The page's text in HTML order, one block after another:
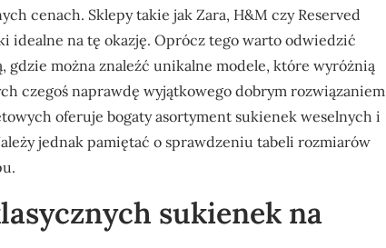
cenach. Sklepy takie jak Zara, H&M czy Reserved
idealne na tę okazję. Oprócz tego warto odwiedzić
można znaleźć unikalne modele, które wyróżnią
czegoś naprawdę wyjątkowego dobrym rozwiązaniem
oferuje bogaty asortyment sukienek weselnych i
jednak pamiętać o sprawdzeniu tabeli rozmiarów
sukienek na